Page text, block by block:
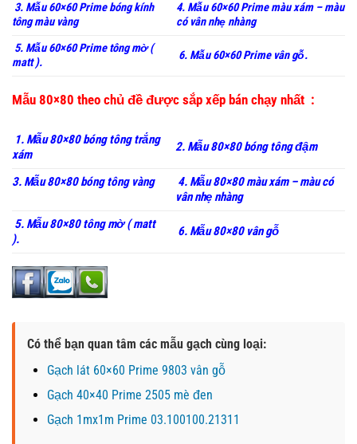
3. Mẫu 60×60 Prime bóng kính
tông màu vàng
4. Mẫu 60×60 Prime màu xám – màu
có vân nhẹ nhàng
5. Mẫu 60×60 Prime tông mờ (
matt ).
6. Mẫu 60×60 Prime vân gỗ.
Mẫu 80×80 theo chủ đề được sắp xếp bán chạy nhất :
1. Mẫu 80×80 bóng tông trắng
xám
2. Mẫu 80×80 bóng tông đậm
3. Mẫu 80×80 bóng tông vàng
4. Mẫu 80×80 màu xám – màu có
vân nhẹ nhàng
5. Mẫu 80×80 tông mờ ( matt
).
6. Mẫu 80×80 vân gỗ
Có thể bạn quan tâm các mẫu gạch cùng loại:
Gạch lát 60×60 Prime 9803 vân gỗ
Gạch 40×40 Prime 2505 mè đen
Gạch 1mx1m Prime 03.100100.21311